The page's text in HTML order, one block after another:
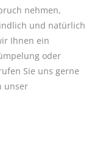
nehmen,
und natürlich
Ihnen ein
oder
Sie uns gerne
unser